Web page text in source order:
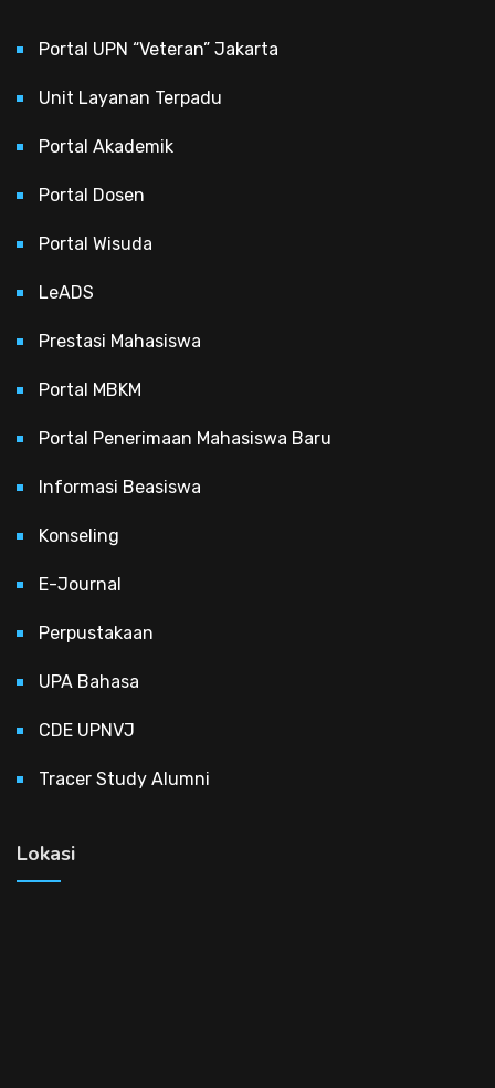
Portal UPN “Veteran” Jakarta
Unit Layanan Terpadu
Portal Akademik
Portal Dosen
Portal Wisuda
LeADS
Prestasi Mahasiswa
Portal MBKM
Portal Penerimaan Mahasiswa Baru
Informasi Beasiswa
Konseling
E-Journal
Perpustakaan
UPA Bahasa
CDE UPNVJ
Tracer Study Alumni
Lokasi